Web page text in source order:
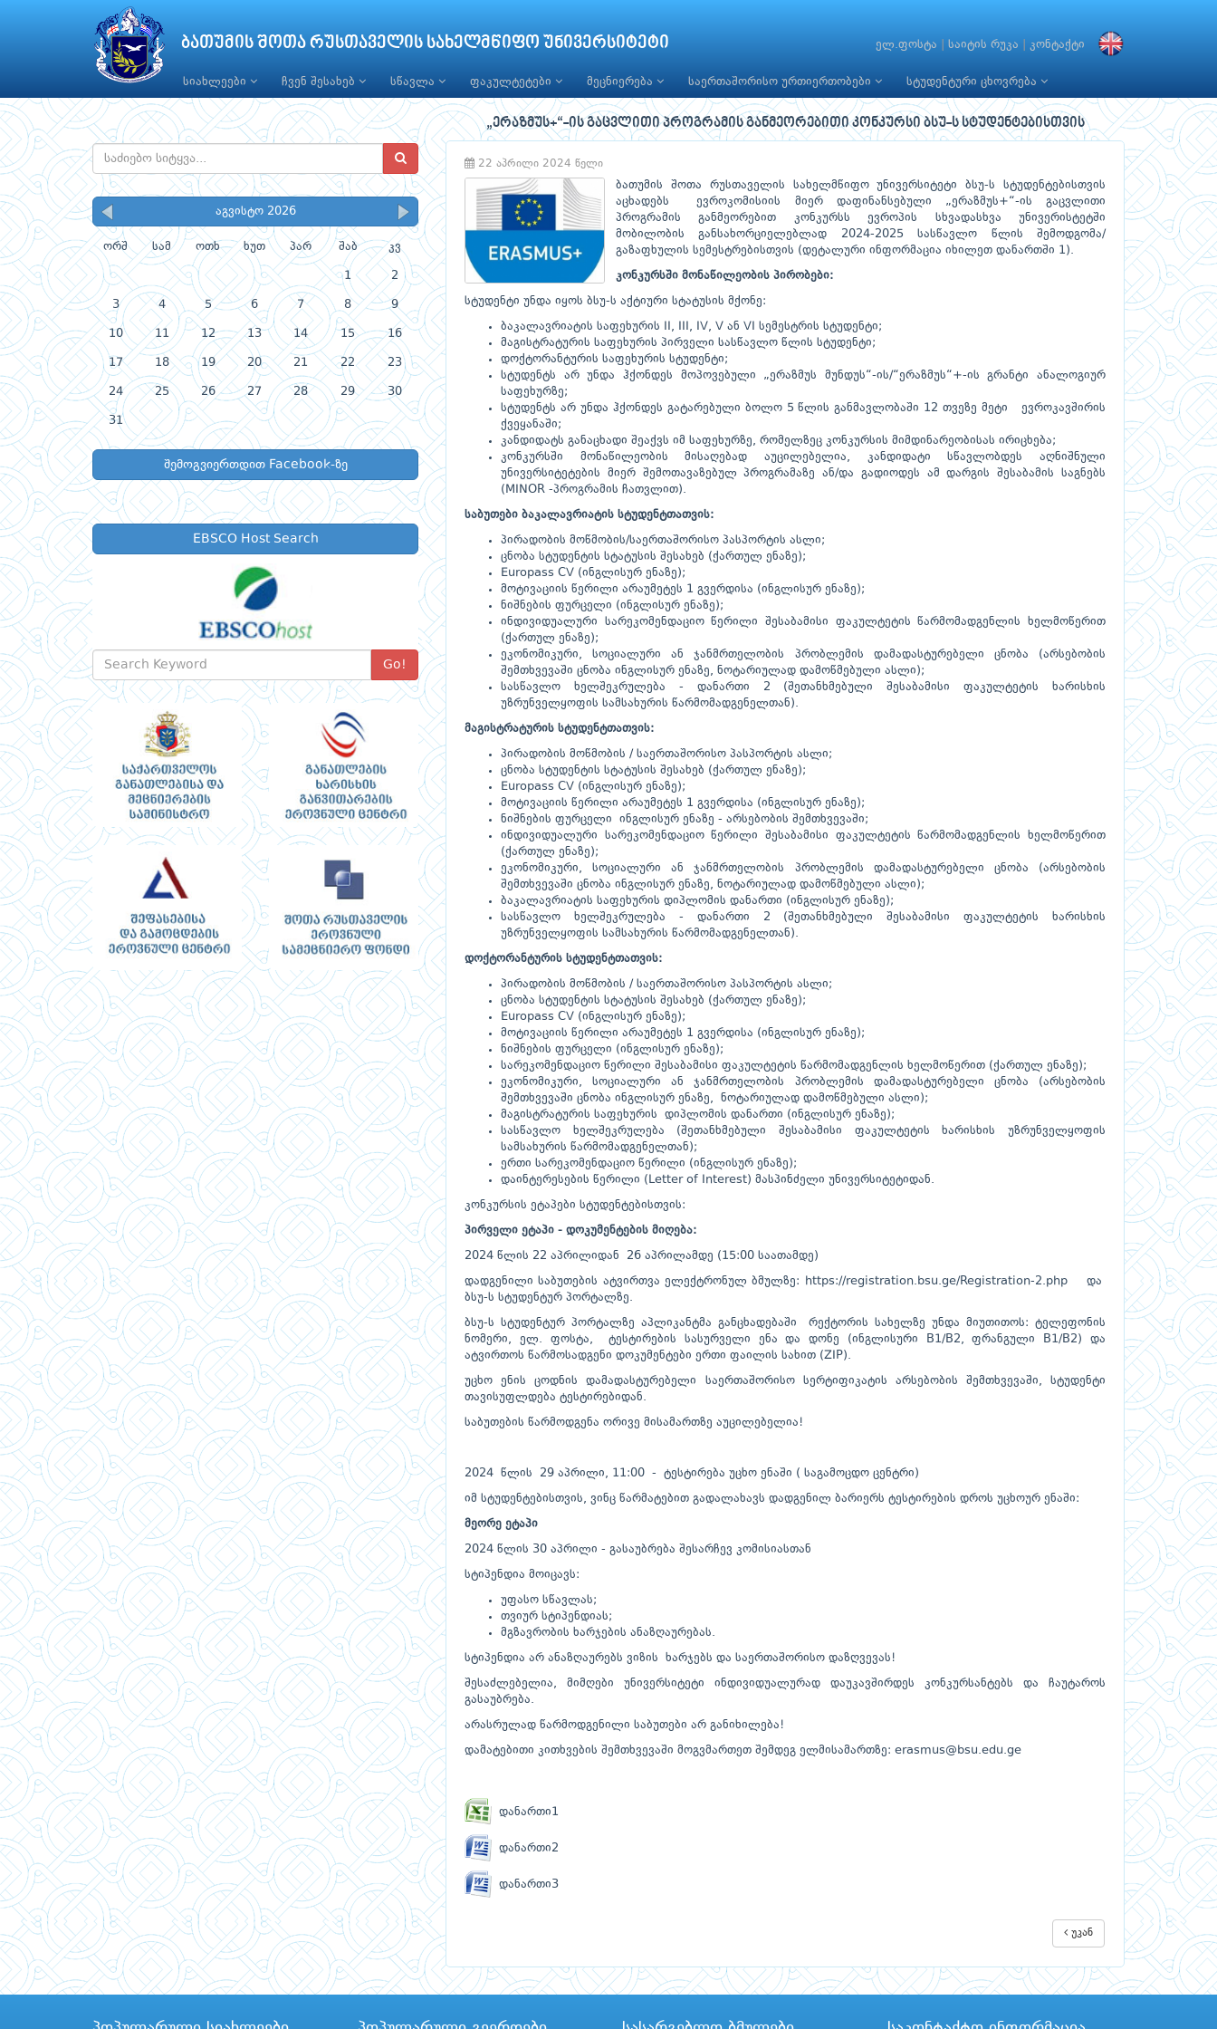
ბათუმის შოთა რუსთაველის სახელმწიფო უნივერსიტეტი ელ.ფოსტა საიტის რუკა კონტაქტი
სიახლეები ჩვენ შესახებ სწავლა ფაკულტეტები მეცნიერება საერთაშორისო ურთიერთობები სტუდენტური ცხოვრება
აგვისტო 2026
ორშ სამ ოთხ ხუთ პარ შაბ კვ
1 2
3 4 5 6 7 8 9
10 11 12 13 14 15 16
17 18 19 20 21 22 23
24 25 26 27 28 29 30
31
შემოგვიერთდით Facebook-ზე
EBSCO Host Search
Go!
„ერაზმუს+“-ის გაცვლითი პროგრამის განმეორებითი კონკურსი ბსუ-ს სტუდენტებისთვის
22 აპრილი 2024 წელი
ბათუმის შოთა რუსთაველის სახელმწიფო უნივერსიტეტი ბსუ-ს სტუდენტებისთვის
აცხადებს ევროკომისიის მიერ დაფინანსებული „ერაზმუს+“-ის გაცვლითი
პროგრამის განმეორებით კონკურსს ევროპის სხვადასხვა უნივერისტეტში
მობილობის განსახორციელებლად 2024-2025 სასწავლო წლის შემოდგომა/
გაზაფხულის სემესტრებისთვის (დეტალური ინფორმაცია იხილეთ დანართში 1).
კონკურსში მონაწილეობის პირობები:
სტუდენტი უნდა იყოს ბსუ-ს აქტიური სტატუსის მქონე:
ბაკალავრიატის საფეხურის II, III, IV, V ან VI სემესტრის სტუდენტი;
მაგისტრატურის საფეხურის პირველი სასწავლო წლის სტუდენტი;
დოქტორანტურის საფეხურის სტუდენტი;
სტუდენტს არ უნდა ჰქონდეს მოპოვებული „ერაზმუს მუნდუს“-ის/“ერაზმუს“+-ის გრანტი ანალოგიურ
საფეხურზე;
სტუდენტს არ უნდა ჰქონდეს გატარებული ბოლო 5 წლის განმავლობაში 12 თვეზე მეტი ევროკავშირის
ქვეყანაში;
კანდიდატს განაცხადი შეაქვს იმ საფეხურზე, რომელზეც კონკურსის მიმდინარეობისას ირიცხება;
კონკურსში მონაწილეობის მისაღებად აუცილებელია, კანდიდატი სწავლობდეს აღნიშნული
უნივერსიტეტების მიერ შემოთავაზებულ პროგრამაზე ან/და გადიოდეს ამ დარგის შესაბამის საგნებს
(MINOR -პროგრამის ჩათვლით).
საბუთები ბაკალავრიატის სტუდენტთათვის:
პირადობის მოწმობის/საერთაშორისო პასპორტის ასლი;
ცნობა სტუდენტის სტატუსის შესახებ (ქართულ ენაზე);
Europass CV (ინგლისურ ენაზე);
მოტივაციის წერილი არაუმეტეს 1 გვერდისა (ინგლისურ ენაზე);
ნიშნების ფურცელი (ინგლისურ ენაზე);
ინდივიდუალური სარეკომენდაციო წერილი შესაბამისი ფაკულტეტის წარმომადგენლის ხელმოწერით
(ქართულ ენაზე);
ეკონომიკური, სოციალური ან ჯანმრთელობის პრობლემის დამადასტურებელი ცნობა (არსებობის
შემთხვევაში ცნობა ინგლისურ ენაზე, ნოტარიულად დამოწმებული ასლი);
სასწავლო ხელშეკრულება - დანართი 2 (შეთანხმებული შესაბამისი ფაკულტეტის ხარისხის
უზრუნველყოფის სამსახურის წარმომადგენელთან).
მაგისტრატურის სტუდენტთათვის:
პირადობის მოწმობის / საერთაშორისო პასპორტის ასლი;
ცნობა სტუდენტის სტატუსის შესახებ (ქართულ ენაზე);
Europass CV (ინგლისურ ენაზე);
მოტივაციის წერილი არაუმეტეს 1 გვერდისა (ინგლისურ ენაზე);
ნიშნების ფურცელი ინგლისურ ენაზე - არსებობის შემთხვევაში;
ინდივიდუალური სარეკომენდაციო წერილი შესაბამისი ფაკულტეტის წარმომადგენლის ხელმოწერით
(ქართულ ენაზე);
ეკონომიკური, სოციალური ან ჯანმრთელობის პრობლემის დამადასტურებელი ცნობა (არსებობის
შემთხვევაში ცნობა ინგლისურ ენაზე, ნოტარიულად დამოწმებული ასლი);
ბაკალავრიატის საფეხურის დიპლომის დანართი (ინგლისურ ენაზე);
სასწავლო ხელშეკრულება - დანართი 2 (შეთანხმებული შესაბამისი ფაკულტეტის ხარისხის
უზრუნველყოფის სამსახურის წარმომადგენელთან).
დოქტორანტურის სტუდენტთათვის:
პირადობის მოწმობის / საერთაშორისო პასპორტის ასლი;
ცნობა სტუდენტის სტატუსის შესახებ (ქართულ ენაზე);
Europass CV (ინგლისურ ენაზე);
მოტივაციის წერილი არაუმეტეს 1 გვერდისა (ინგლისურ ენაზე);
ნიშნების ფურცელი (ინგლისურ ენაზე);
სარეკომენდაციო წერილი შესაბამისი ფაკულტეტის წარმომადგენლის ხელმოწერით (ქართულ ენაზე);
ეკონომიკური, სოციალური ან ჯანმრთელობის პრობლემის დამადასტურებელი ცნობა (არსებობის
შემთხვევაში ცნობა ინგლისურ ენაზე, ნოტარიულად დამოწმებული ასლი);
მაგისტრატურის საფეხურის დიპლომის დანართი (ინგლისურ ენაზე);
სასწავლო ხელშეკრულება (შეთანხმებული შესაბამისი ფაკულტეტის ხარისხის უზრუნველყოფის
სამსახურის წარმომადგენელთან);
ერთი სარეკომენდაციო წერილი (ინგლისურ ენაზე);
დაინტერესების წერილი (Letter of Interest) მასპინძელი უნივერსიტეტიდან.
კონკურსის ეტაპები სტუდენტებისთვის:
პირველი ეტაპი - დოკუმენტების მიღება:
2024 წლის 22 აპრილიდან 26 აპრილამდე (15:00 საათამდე)
დადგენილი საბუთების ატვირთვა ელექტრონულ ბმულზე: https://registration.bsu.ge/Registration-2.phpდა
ბსუ-ს სტუდენტურ პორტალზე.
ბსუ-ს სტუდენტურ პორტალზე აპლიკანტმა განცხადებაში რექტორის სახელზე უნდა მიუთითოს: ტელეფონის
ნომერი, ელ. ფოსტა, ტესტირების სასურველი ენა და დონე (ინგლისური B1/B2, ფრანგული B1/B2) და
ატვირთოს წარმოსადგენი დოკუმენტები ერთი ფაილის სახით (ZIP).
უცხო ენის ცოდნის დამადასტურებელი საერთაშორისო სერტიფიკატის არსებობის შემთხვევაში, სტუდენტი
თავისუფლდება ტესტირებიდან.
საბუთების წარმოდგენა ორივე მისამართზე აუცილებელია!
2024 წლის 29 აპრილი, 11:00 - ტესტირება უცხო ენაში ( საგამოცდო ცენტრი)
იმ სტუდენტებისთვის, ვინც წარმატებით გადალახავს დადგენილ ბარიერს ტესტირების დროს უცხოურ ენაში:
მეორე ეტაპი
2024 წლის 30 აპრილი - გასაუბრება შესარჩევ კომისიასთან
სტიპენდია მოიცავს:
უფასო სწავლას;
თვიურ სტიპენდიას;
მგზავრობის ხარჯების ანაზღაურებას.
სტიპენდია არ ანაზღაურებს ვიზის ხარჯებს და საერთაშორისო დაზღვევას!
შესაძლებელია, მიმღები უნივერსიტეტი ინდივიდუალურად დაუკავშირდეს კონკურსანტებს და ჩაუტაროს
გასაუბრება.
არასრულად წარმოდგენილი საბუთები არ განიხილება!
დამატებითი კითხვების შემთხვევაში მოგვმართეთ შემდეგ ელმისამართზე: erasmus@bsu.edu.ge
დანართი1
დანართი2
დანართი3
უკან